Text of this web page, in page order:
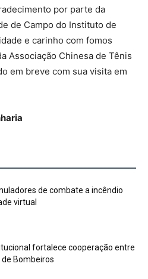
por parte da
de Campo do Instituto de
e carinho com fomos
Associação Chinesa de Tênis
em breve com sua visita em
de combate a incêndio
virtual
fortalece cooperação entre
de Bombeiros